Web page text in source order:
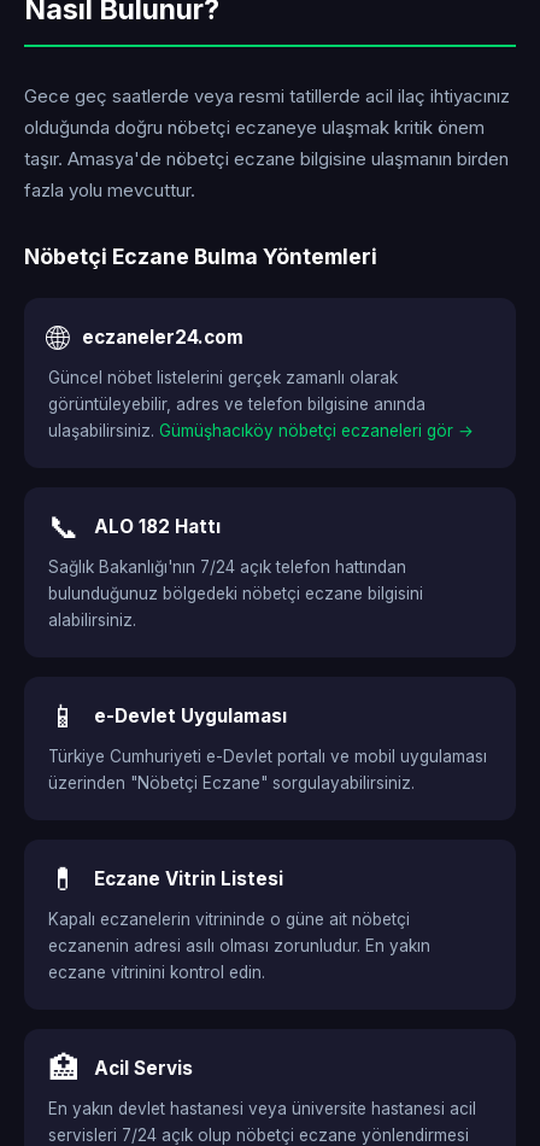
Nasıl Bulunur?
Gece geç saatlerde veya resmi tatillerde acil ilaç ihtiyacınız
olduğunda doğru nöbetçi eczaneye ulaşmak kritik önem
taşır. Amasya'de nöbetçi eczane bilgisine ulaşmanın birden
fazla yolu mevcuttur.
Nöbetçi Eczane Bulma Yöntemleri
🌐 eczaneler24.com
Güncel nöbet listelerini gerçek zamanlı olarak
görüntüleyebilir, adres ve telefon bilgisine anında
ulaşabilirsiniz. Gümüşhacıköy nöbetçi eczaneleri gör →
📞 ALO 182 Hattı
Sağlık Bakanlığı'nın 7/24 açık telefon hattından
bulunduğunuz bölgedeki nöbetçi eczane bilgisini
alabilirsiniz.
📱 e-Devlet Uygulaması
Türkiye Cumhuriyeti e-Devlet portalı ve mobil uygulaması
üzerinden "Nöbetçi Eczane" sorgulayabilirsiniz.
💊 Eczane Vitrin Listesi
Kapalı eczanelerin vitrininde o güne ait nöbetçi
eczanenin adresi asılı olması zorunludur. En yakın
eczane vitrinini kontrol edin.
🏥 Acil Servis
En yakın devlet hastanesi veya üniversite hastanesi acil
servisleri 7/24 açık olup nöbetçi eczane yönlendirmesi